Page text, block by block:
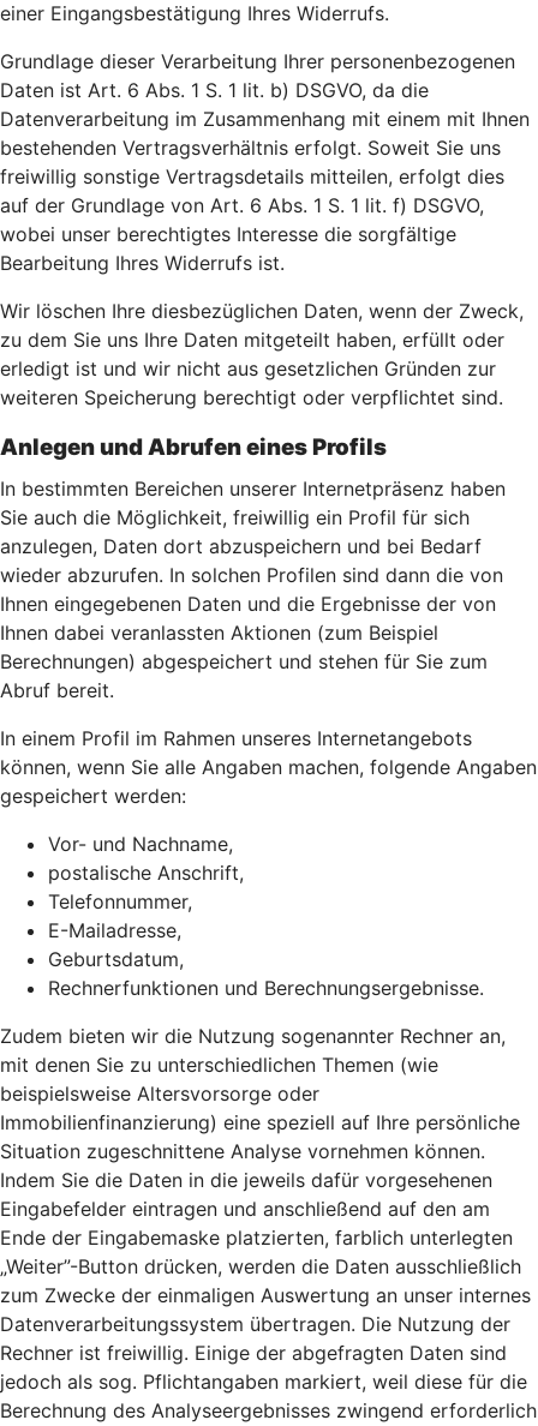
einer Eingangsbestätigung Ihres Widerrufs.
Grundlage dieser Verarbeitung Ihrer personenbezogenen
Daten ist Art. 6 Abs. 1 S. 1 lit. b) DSGVO, da die
Datenverarbeitung im Zusammenhang mit einem mit Ihnen
bestehenden Vertragsverhältnis erfolgt. Soweit Sie uns
freiwillig sonstige Vertragsdetails mitteilen, erfolgt dies
auf der Grundlage von Art. 6 Abs. 1 S. 1 lit. f) DSGVO,
wobei unser berechtigtes Interesse die sorgfältige
Bearbeitung Ihres Widerrufs ist.
Wir löschen Ihre diesbezüglichen Daten, wenn der Zweck,
zu dem Sie uns Ihre Daten mitgeteilt haben, erfüllt oder
erledigt ist und wir nicht aus gesetzlichen Gründen zur
weiteren Speicherung berechtigt oder verpflichtet sind.
Anlegen und Abrufen eines Profils
In bestimmten Bereichen unserer Internetpräsenz haben
Sie auch die Möglichkeit, freiwillig ein Profil für sich
anzulegen, Daten dort abzuspeichern und bei Bedarf
wieder abzurufen. In solchen Profilen sind dann die von
Ihnen eingegebenen Daten und die Ergebnisse der von
Ihnen dabei veranlassten Aktionen (zum Beispiel
Berechnungen) abgespeichert und stehen für Sie zum
Abruf bereit.
In einem Profil im Rahmen unseres Internetangebots
können, wenn Sie alle Angaben machen, folgende Angaben
gespeichert werden:
Vor- und Nachname,
postalische Anschrift,
Telefonnummer,
E-Mailadresse,
Geburtsdatum,
Rechnerfunktionen und Berechnungsergebnisse.
Zudem bieten wir die Nutzung sogenannter Rechner an,
mit denen Sie zu unterschiedlichen Themen (wie
beispielsweise Altersvorsorge oder
Immobilienfinanzierung) eine speziell auf Ihre persönliche
Situation zugeschnittene Analyse vornehmen können.
Indem Sie die Daten in die jeweils dafür vorgesehenen
Eingabefelder eintragen und anschließend auf den am
Ende der Eingabemaske platzierten, farblich unterlegten
„Weiter”-Button drücken, werden die Daten ausschließlich
zum Zwecke der einmaligen Auswertung an unser internes
Datenverarbeitungssystem übertragen. Die Nutzung der
Rechner ist freiwillig. Einige der abgefragten Daten sind
jedoch als sog. Pflichtangaben markiert, weil diese für die
Berechnung des Analyseergebnisses zwingend erforderlich